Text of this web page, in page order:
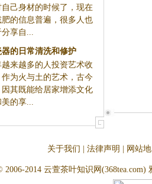
己身材的时候了，现在
肥的信息普遍，很多人也
享自...
器的日常清洗和修护
来越多的人投资艺术收
为火与土的艺术，古今
其既能给居家增添文化
的享...
关于我们 法律声明 网站
2006-2014 云萱茶叶知识网